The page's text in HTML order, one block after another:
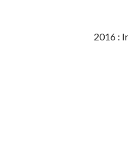
2016 :